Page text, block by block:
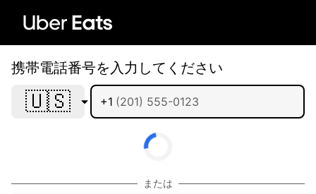
携帯電話番号を入力してください
🇺🇸 +1
または